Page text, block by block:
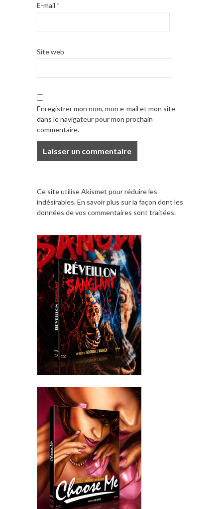
E-mail *
Site web
Enregistrer mon nom, mon e-mail et mon site
dans le navigateur pour mon prochain
commentaire.
Ce site utilise Akismet pour réduire les
indésirables.En savoir plus sur la façon dont les
données de vos commentaires sont traitées.